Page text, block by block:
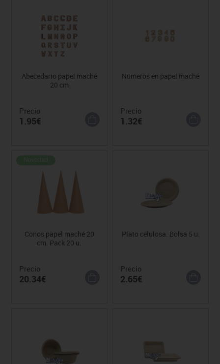
Abecedario papel maché
20 cm
Precio
1.95€
Números en papel maché
Precio
1.32€
Conos papel maché 20
cm. Pack 20 u.
Precio
20.34€
Plato celulosa. Bolsa 5 u.
Precio
2.65€